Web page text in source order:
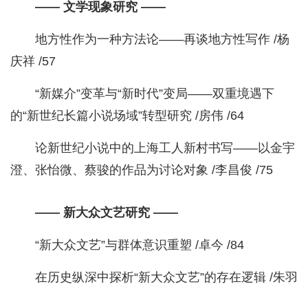
—— 文学现象研究 ——
地方性作为一种方法论——再谈地方性写作 /杨
庆祥 /57
“新媒介”变革与“新时代”变局——双重境遇下
的“新世纪长篇小说场域”转型研究 /房伟 /64
论新世纪小说中的上海工人新村书写——以金宇
澄、张怡微、蔡骏的作品为讨论对象 /李昌俊 /75
—— 新大众文艺研究 ——
“新大众文艺”与群体意识重塑 /卓今 /84
在历史纵深中探析“新大众文艺”的存在逻辑 /朱羽